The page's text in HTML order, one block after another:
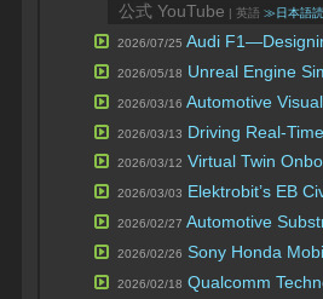
公式 YouTube | 英語 ≫日本語
2026/07/25 Audi
2026/05/18 Unreal Engine
2026/03/16 Automotive
2026/03/13 Driving Real-
2026/03/12 Virtual Twin
2026/03/03 Elektrobit’s EB
2026/02/27 Automotive
2026/02/26 Sony Honda
2026/02/18 Qualcomm